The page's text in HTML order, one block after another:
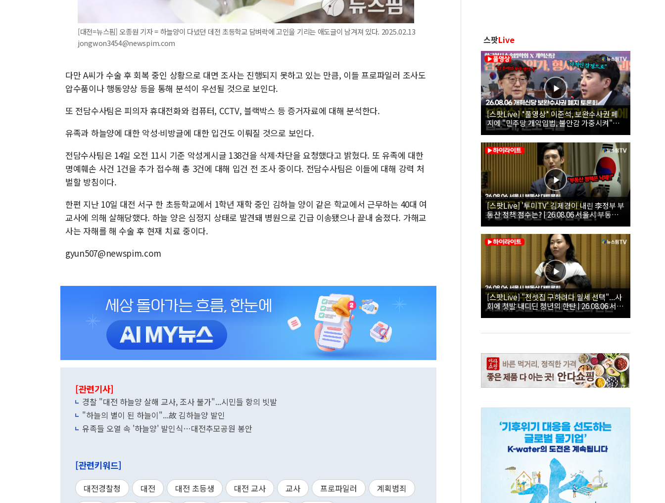
[대전=뉴스핌] 오종원 기자 = 하늘양이 다녔던 데전 초등학교 담벼락에 고인을 기리는 애도글이 남겨져 있다. 2025.02.13
jongwon3454@newspim.com
다만 A씨가 수술 후 회복 중인 상황으로 대면 조사는 진행되지 못하고 있는 만큼, 이들 프로파일러 조사도
압수품이나 행동양상 등을 통해 분석이 우선될 것으로 보인다.
또 전담수사팀은 피의자 휴대전화와 컴퓨터, CCTV, 블랙박스 등 증거자료에 대해 분석한다.
유족과 하늘양에 대한 악성·비방글에 대한 입건도 이뤄질 것으로 보인다.
전담수사팀은 14일 오전 11시 기준 악성게시글 138건을 삭제·차단을 요청했다고 밝혔다. 또 유족에 대한
명예훼손 사건 1건을 추가 접수해 총 3건에 대해 입건 전 조사 중이다. 전담수사팀은 이들에 대해 강력 처
벌할 방침이다.
한편 지난 10일 대전 서구 한 초등학교에서 1학년 재학 중인 김하늘 양이 같은 학교에서 근무하는 40대 여
교사에 의해 살해당했다. 하늘 양은 심정지 상태로 발견돼 병원으로 긴급 이송됐으나 끝내 숨졌다. 가해교
사는 자해를 해 수술 후 현재 치료 중이다.
gyun507@newspim.com
[관련기사]
경찰 "대전 하늘양 살해 교사, 조사 불가"...시민들 항의 빗발
"하늘의 별이 된 하늘이"...故 김하늘양 발인
유족들 오열 속 '하늘양' 발인식…대전추모공원 봉안
[관련키워드]
대전경찰청 대전 대전 초등생 대전 교사 교사 프로파일러
계획범죄
스팟Live
[스팟Live] *풀영상* 이준석, 보완수사권 폐
지에 "민주당 개악입법, 불안감 가중시켜"｜
26.08.06 개혁신당 보완수사권 폐지 토론회
[스팟Live] '투미TV' 김제경이 내린 李정부 부
동산 정책 점수는? | 26.08.06 서울시 부동산
대토론회
[스팟Live] "전셋집 구하려다 월세 선택"...사
회에 첫발 내디딘 청년의 한탄 | 26.08.06 서울
시 부동산 대토론회